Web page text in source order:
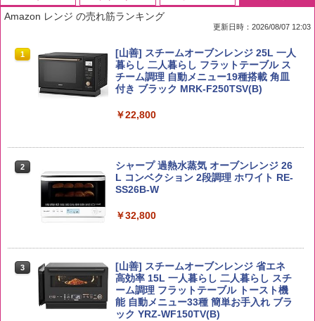
1 by Amazon 国産ブレンド米 精米 5kg
￥2,650
5kg 長野県産 令和7年産
￥3,980
by Amazon あきたこまちブレンド 無洗
米 5kg
￥3,396
1
ブラックニッカ ニッカ Nikka ウィスキ
ー4000ml ブラックニッカクリア ウヰス
キー 【日本 アサヒ ウィスキー】 大容量
お得 4リットル
￥4,356
2
角瓶 2700ml サントリー ウイスキー ハ
イボール 大容量
3
角ハイボール 350ml×24本 サントリー ウ
イスキー ハイボール 缶
￥4,939
1
チキンラーメン どんぶり 85g×12個 日清
食品 インスタント カップ麺
￥1,939
麺 小腹 インスタント アウトドアにも ロ
ーリングストック 大人買い おやつカン
パニー
￥1,451
3
カップヌードル レギュラー 日清食品 カ
ップ麺 78g×20個
￥3,475
Amazon レンジ の売れ筋ランキング
更新日時：2026/08/07 12:03
1
[山善] スチームオーブンレンジ 25L 一人
暮らし 二人暮らし フラットテーブル ス
チーム調理 自動メニュー19種搭載 角皿
付き ブラック MRK-F250TSV(B)
￥22,800
2
シャープ 過熱水蒸気 オーブンレンジ 26
L コンベクション 2段調理 ホワイト RE-
SS26B-W
￥32,800
3
[山善] スチームオーブンレンジ 省エネ
高効率 15L 一人暮らし 二人暮らし スチ
ーム調理 フラットテーブル トースト機
能 自動メニュー33種 簡単お手入れ ブラ
ック YRZ-WF150TV(B)